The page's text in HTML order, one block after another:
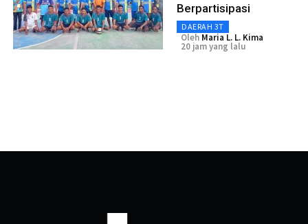
Berpartisipasi
DAERAH 3T
Oleh Maria L. L. Kima
20 jam yang lalu